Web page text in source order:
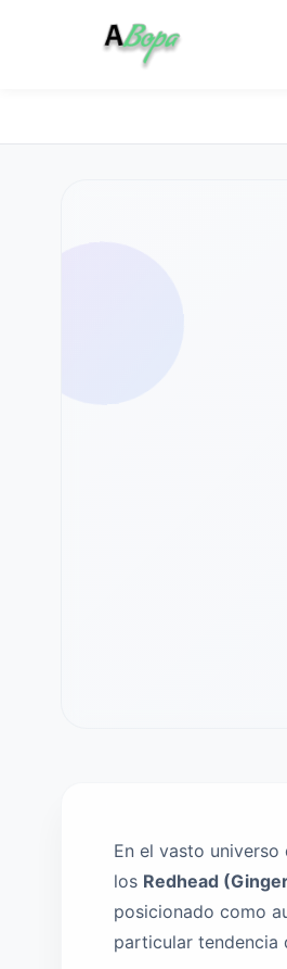
En el vasto
los Redhead
posicionado como
particular tendencia